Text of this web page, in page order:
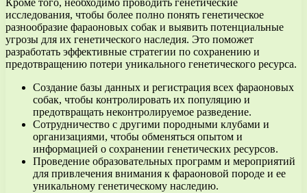
исследования, чтобы более полно понять генетическое
разнообразие фараоновых собак и выявить потенциальные
угрозы для их генетического наследия. Это поможет
разработать эффективные стратегии по сохранению и
предотвращению потери уникального генетического ресурса.
Создание базы данных и регистрация всех фараоновых
собак, чтобы контролировать их популяцию и
предотвращать неконтролируемое разведение.
Сотрудничество с другими породными клубами и
организациями, чтобы обменяться опытом и
информацией о сохранении генетических ресурсов.
Проведение образовательных программ и мероприятий
для привлечения внимания к фараоновой породе и ее
уникальному генетическому наследию.